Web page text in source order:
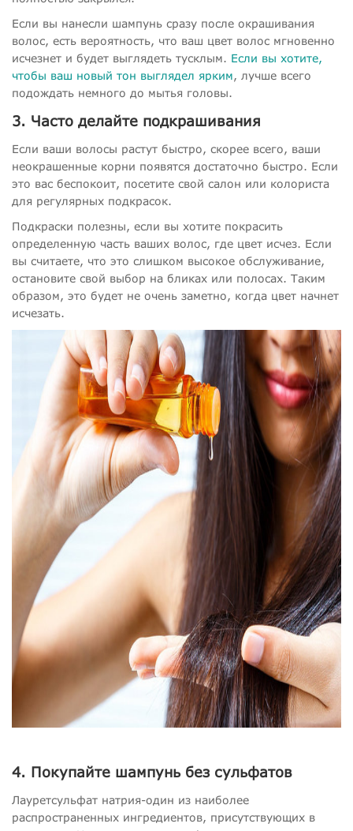
Если вы нанесли шампунь сразу после окрашивания
волос, есть вероятность, что ваш цвет волос мгновенно
исчезнет и будет выглядеть тусклым. Если вы хотите,
чтобы ваш новый тон выглядел ярким, лучше всего
подождать немного до мытья головы.
3. Часто делайте подкрашивания
Если ваши волосы растут быстро, скорее всего, ваши
неокрашенные корни появятся достаточно быстро. Если
это вас беспокоит, посетите свой салон или колориста
для регулярных подкрасок.
Подкраски полезны, если вы хотите покрасить
определенную часть ваших волос, где цвет исчез. Если
вы считаете, что это слишком высокое обслуживание,
остановите свой выбор на бликах или полосах. Таким
образом, это будет не очень заметно, когда цвет начнет
исчезать.
4. Покупайте шампунь без сульфатов
Лауретсульфат натрия-один из наиболее
распространенных ингредиентов, присутствующих в